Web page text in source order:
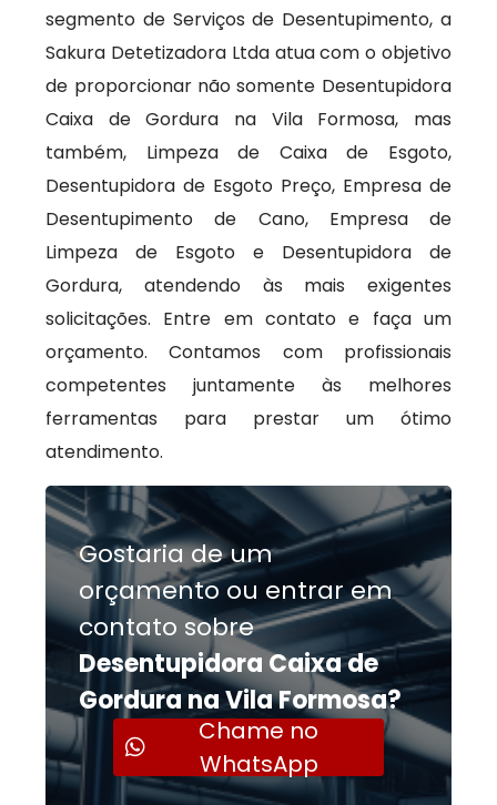
segmento de Serviços de Desentupimento, a
Sakura Detetizadora Ltda atua com o objetivo
de proporcionar não somente Desentupidora
Caixa de Gordura na Vila Formosa, mas
também, Limpeza de Caixa de Esgoto,
Desentupidora de Esgoto Preço, Empresa de
Desentupimento de Cano, Empresa de
Limpeza de Esgoto e Desentupidora de
Gordura, atendendo às mais exigentes
solicitações. Entre em contato e faça um
orçamento. Contamos com profissionais
competentes juntamente às melhores
ferramentas para prestar um ótimo
atendimento.
Gostaria de um
orçamento ou entrar em
contato sobre
Desentupidora Caixa de
Gordura na Vila Formosa?
Chame no
WhatsApp